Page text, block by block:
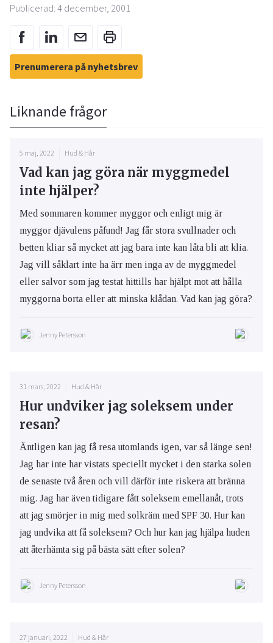
Publicerad: 4 december, 2001
Prenumerera på nyhetsbrev
Liknande frågor
5 maj, 2022 Hud & Hår
Vad kan jag göra när myggmedel
inte hjälper?
Med sommaren kommer myggor och enligt mig är
myggor djävulens påfund! Jag får stora svullnader och
betten kliar så mycket att jag bara inte kan låta bli att klia.
Jag vill såklart inte ha ärr men inga av de myggmedel
eller salvor som jag testat hittills har hjälpt mot att hålla
myggorna borta eller att minska klådan. Vad kan jag göra?
Jenny Petersson
31 mars, 2022 Hud & Hår
Hur undviker jag soleksem under
resan?
Äntligen kan jag få resa utomlands igen, var så länge sen!
Jag har inte har vistats speciellt mycket i den starka solen
de senaste två åren och vill därför inte riskera att bränna
mig. Jag har även tidigare fått soleksem emellanåt, trots
att jag smörjer in mig med solkräm med SPF 30. Hur kan
jag undvika att få soleksem? Och hur kan jag hjälpa huden
att återhämta sig på bästa sätt efter solen?
Jenny Petersson
27 januari, 2022 Hud & Hår